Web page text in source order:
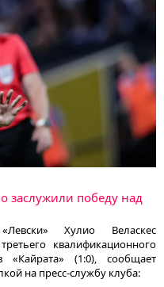
заслужили победу над
Хулио Веласкес
квалификационного
(1:0), сообщает
на пресс-службу клуба: